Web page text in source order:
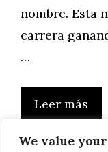
We value
nombre. Esta
carrera
…
Leer más